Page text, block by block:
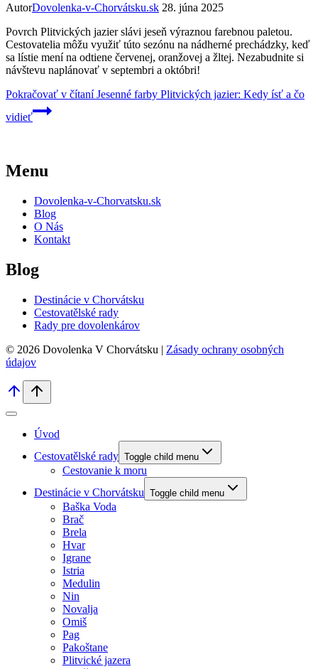
AutorDovolenka-v-Chorvátsku.sk 28. júna 2025
Povrch Plitvických jazier slávi jeseň výraznou farebnou paletou.
Cestovatelia môžu využiť túto sezónu na nádherné prechádzky, keď
sa lístie mení na odtiene červenej, oranžovej a žltej. Nezabudnite si
návštevu naplánovať v septembri a októbri!
Pokračovať v čítaníJesenné farby Plitvických jazier: Kedy ísť a čo
vidieť
Menu
Dovolenka-v-Chorvatsku.sk
Blog
O Nás
Kontakt
Blog
Destinácie v Chorvátsku
Cestovatělské rady
Rady pre dovolenkárov
© 2026 Dovolenka V Chorvátsku | Zásady ochrany osobných
údajov
Úvod
Cestovatělské rady Toggle child menu
Cestovanie k moru
Destinácie v Chorvátsku Toggle child menu
Baška Voda
Brač
Brela
Hvar
Igrane
Istria
Medulin
Nin
Novalja
Omiš
Pag
Pakoštane
Plitvické jazera